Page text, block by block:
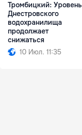
Тромбицкий: Уровень
Днестровского
водохранилища
продолжает
снижаться
10 Июл. 11:35